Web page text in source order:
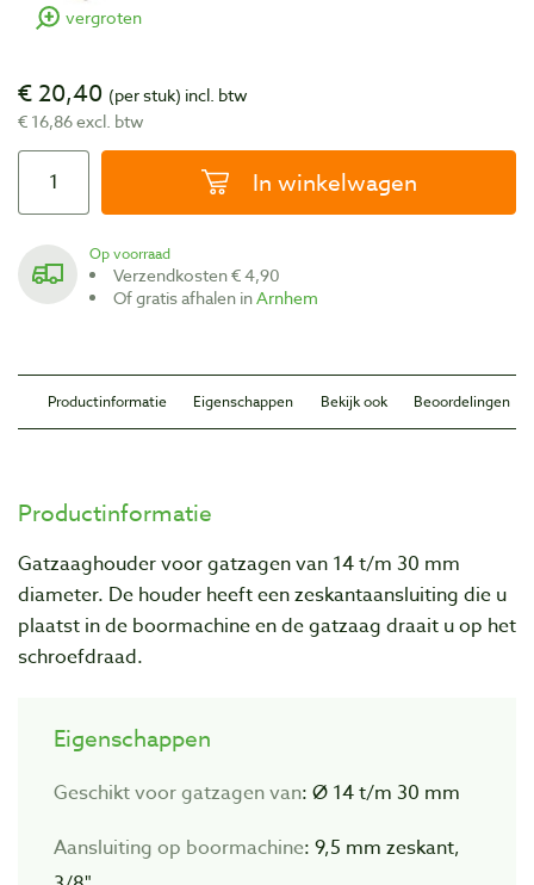
vergroten
€ 20,40 (per stuk) incl. btw
€ 16,86 excl. btw
In winkelwagen
Op voorraad
Verzendkosten € 4,90
Of gratis afhalen inArnhem
Productinformatie Eigenschappen Bekijk ook Beoordelingen
Productinformatie
Gatzaaghouder voor gatzagen van 14 t/m 30 mm
diameter. De houder heeft een zeskantaansluiting die u
plaatst in de boormachine en de gatzaag draait u op het
schroefdraad.
Eigenschappen
Geschikt voor gatzagen van: Ø 14 t/m 30 mm
Aansluiting op boormachine: 9,5 mm zeskant,